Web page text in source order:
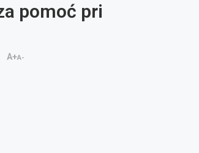
pomoć pri
A+A-